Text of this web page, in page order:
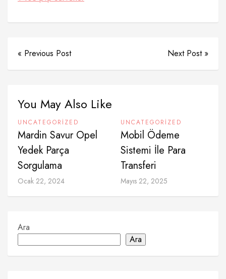
« Previous Post Next Post »
You May Also Like
UNCATEGORIZED
Mardin Savur Opel
Yedek Parça
Sorgulama
Ocak 22, 2024
UNCATEGORIZED
Mobil Ödeme
Sistemi İle Para
Transferi
Mayıs 22, 2025
Ara
Ara